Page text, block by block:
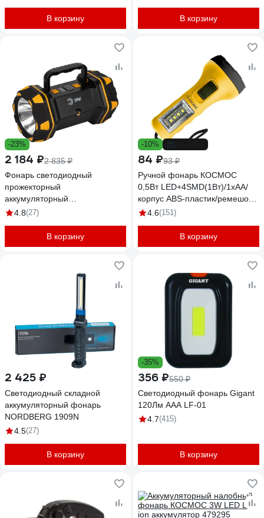
В корзину В корзину
-23%
2 184 ₽2 835 ₽
Фонарь светодиодный
прожекторный
аккумуляторный
многофункциональный
4.8(27)
В корзину
-10%
84 ₽93 ₽
Ручной фонарь КОСМОС
0,5Вт LED+4SMD(1Вт)/1xAA/
корпус ABS-пластик/ремешок
ручной, KOC119B
4.6(151)
В корзину
2 425 ₽
Светодиодный складной
аккумуляторный фонарь
NORDBERG 1909N
4.5(27)
В корзину
-35%
356 ₽550 ₽
Светодиодный фонарь Gigant
120Лм ААА LF-01
4.7(415)
В корзину